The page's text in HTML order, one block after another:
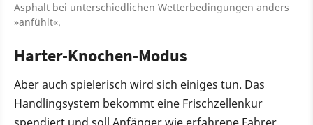
Asphalt bei unterschiedlichen Wetterbedingungen anders
»anfühlt«.
Harter-Knochen-Modus
Aber auch spielerisch wird sich einiges tun. Das
Handlingsystem bekommt eine Frischzellenkur